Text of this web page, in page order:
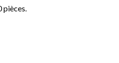
pièces.